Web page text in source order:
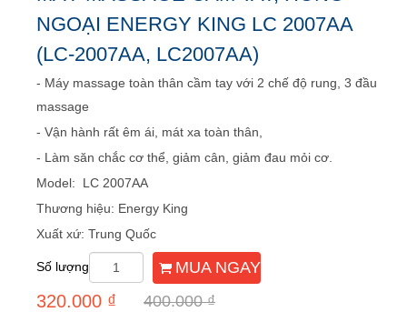
NGOẠI ENERGY KING LC 2007AA
(LC-2007AA, LC2007AA)
- Máy massage toàn thân cầm tay với 2 chế độ rung, 3 đầu
massage
- Vận hành rất êm ái, mát xa toàn thân,
- Làm săn chắc cơ thể, giảm cân, giảm đau mỏi cơ.
Model: LC 2007AA
Thương hiệu: Energy King
Xuất xứ: Trung Quốc
Số lượng MUA NGAY
320.000 ₫ 400.000 ₫